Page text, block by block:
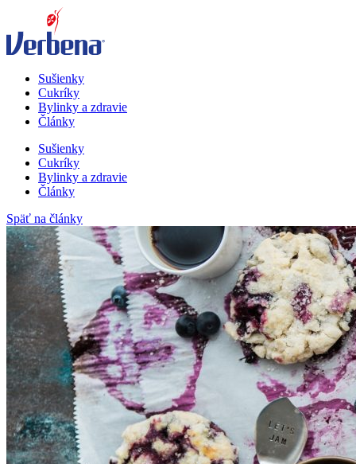
Sušienky
Cukríky
Bylinky a zdravie
Články
Sušienky
Cukríky
Bylinky a zdravie
Články
Späť na články